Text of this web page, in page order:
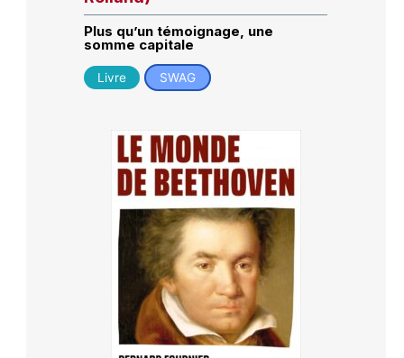
Plus qu’un témoignage, une
somme capitale
Livre SWAG